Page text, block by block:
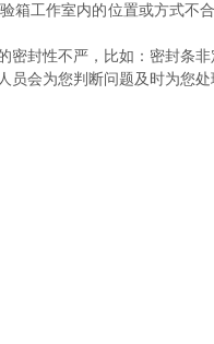
箱工作室内的位置或方式不
密封性不严，比如：密封条
会为您判断问题及时为您处